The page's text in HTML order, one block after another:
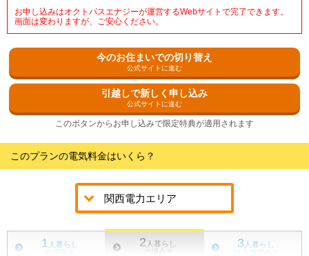
お申し込みはオクトパスエナジーが運営するWebサイトで完了できます。
画面は変わりますが、ご安心ください。
今のお住まいでの切り替え
公式サイトに進む
引越しで新しく申し込み
公式サイトに進む
このボタンからお申し込みで限定特典が適用されます
このプランの電気料金はいくら？
1 人暮らし
の場合
2 人暮らし
の場合
※
3 人暮らし
以上の場合